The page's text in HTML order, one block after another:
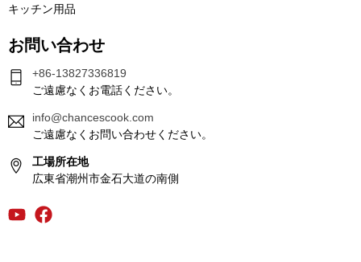
キッチン用品
お問い合わせ
+86-13827336819
ご遠慮なくお電話ください。
info@chancescook.com
ご遠慮なくお問い合わせください。
工場所在地
広東省潮州市金石大道の南側